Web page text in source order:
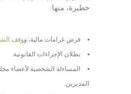
خطيرة، منها:
فرض غرامات مالية، ووقف
بطلان الإجراءات القانونية.
المساءلة الشخصية لأعضاء
المديرين.